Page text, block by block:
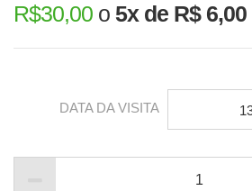
R$30,00 o 5x de R$ 6,00
DATA DA VISITA